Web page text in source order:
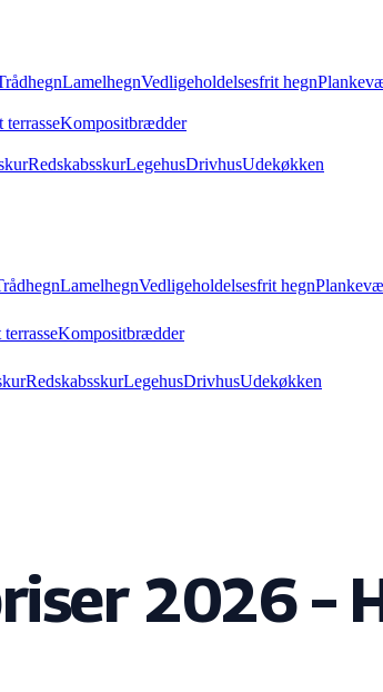
LamelhegnVedligeholdelsesfrit hegn
Kompositbrædder
RedskabsskurLegehusDrivhusUdekøkken
LamelhegnVedligeholdelsesfrit hegn
Kompositbrædder
RedskabsskurLegehusDrivhusUdekøkken
2026 –